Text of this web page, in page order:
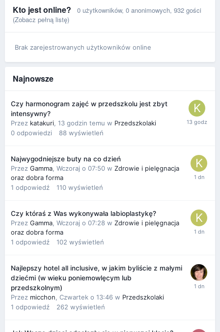
Kto jest online? 0 użytkowników, 0 anonimowych, 932 gości
(Zobacz pełną listę)
Brak zarejestrowanych użytkowników online
Najnowsze
Czy harmonogram zajęć w przedszkolu jest zbyt
intensywny?
Przez katakuri, 13 godzin temu w Przedszkolaki
0 odpowiedzi 88 wyświetleń
Najwygodniejsze buty na co dzień
Przez Gamma, Wczoraj o 07:50 w Zdrowie i pielęgnacja
oraz dobra forma
1 odpowiedź 110 wyświetleń
Czy któraś z Was wykonywała labioplastykę?
Przez Gamma, Wczoraj o 07:28 w Zdrowie i pielęgnacja
oraz dobra forma
1 odpowiedź 102 wyświetleń
Najlepszy hotel all inclusive, w jakim byliście z małymi
dziećmi (w wieku poniemowlęcym lub
przedszkolnym)
Przez micchon, Czwartek o 13:46 w Przedszkolaki
1 odpowiedź 262 wyświetleń